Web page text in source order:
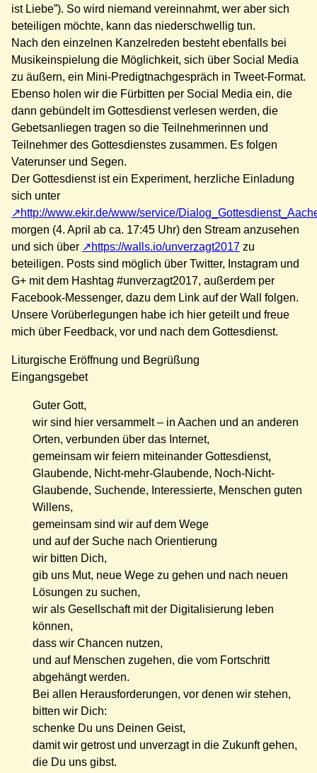
ist Liebe”). So wird niemand vereinnahmt, wer aber sich
beteiligen möchte, kann das niederschwellig tun.
Nach den einzelnen Kanzelreden besteht ebenfalls bei
Musikeinspielung die Möglichkeit, sich über Social Media
zu äußern, ein Mini-Predigtnachgespräch in Tweet-Format.
Ebenso holen wir die Fürbitten per Social Media ein, die
dann gebündelt im Gottesdienst verlesen werden, die
Gebetsanliegen tragen so die Teilnehmerinnen und
Teilnehmer des Gottesdienstes zusammen. Es folgen
Vaterunser und Segen.
Der Gottesdienst ist ein Experiment, herzliche Einladung
sich unter
http://www.ekir.de/www/service/
morgen (4. April ab ca. 17:45 Uhr) den Stream anzusehen
und sich über
https://walls.io/unverzagt2017 zu
beteiligen. Posts sind möglich über Twitter, Instagram und
G+ mit dem Hashtag #unverzagt2017, außerdem per
Facebook-Messenger, dazu dem Link auf der Wall folgen.
Unsere Vorüberlegungen habe ich hier geteilt und freue
mich über Feedback, vor und nach dem Gottesdienst.
Liturgische Eröffnung und Begrüßung
Eingangsgebet
Guter Gott,
wir sind hier versammelt – in Aachen und an anderen
Orten, verbunden über das Internet,
gemeinsam wir feiern miteinander Gottesdienst,
Glaubende, Nicht-mehr-Glaubende, Noch-Nicht-
Glaubende, Suchende, Interessierte, Menschen guten
Willens,
gemeinsam sind wir auf dem Wege
und auf der Suche nach Orientierung
wir bitten Dich,
gib uns Mut, neue Wege zu gehen und nach neuen
Lösungen zu suchen,
wir als Gesellschaft mit der Digitalisierung leben
können,
dass wir Chancen nutzen,
und auf Menschen zugehen, die vom Fortschritt
abgehängt werden.
Bei allen Herausforderungen, vor denen wir stehen,
bitten wir Dich:
schenke Du uns Deinen Geist,
damit wir getrost und unverzagt in die Zukunft gehen,
die Du uns gibst.